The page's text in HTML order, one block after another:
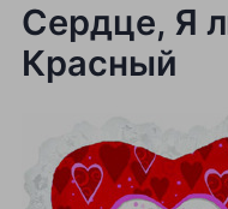
Сердце, Я
Красный